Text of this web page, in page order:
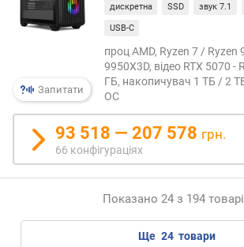
p
o
s
)
т
e
Запитати
дискретна SSD звук 7.1
USB-C
проц AMD, Ryzen 7 / Ryzen
9950X3D, відео RTX 5070 -
ГБ, накопичувач 1 ТБ / 2
ОС
93 518 — 207 578 грн.
66 конфігураціях
Показано 24 з 194
ще 24 товари